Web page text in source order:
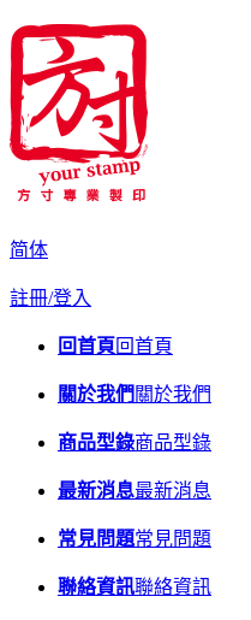
简体
註冊/登入
回首頁回首頁
關於我們 關於我們
商品型錄商品型錄
最新消息最新消息
常見問題常見問題
聯絡資訊聯絡資訊